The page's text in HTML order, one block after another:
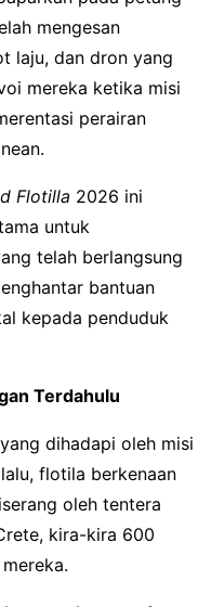
mengesan
laju, dan dron yang
mereka ketika misi
perairan
Flotilla 2026 ini
untuk
telah berlangsung
bantuan
kepada penduduk
Terdahulu
dihadapi oleh misi
flotila berkenaan
oleh tentera
kira-kira 600